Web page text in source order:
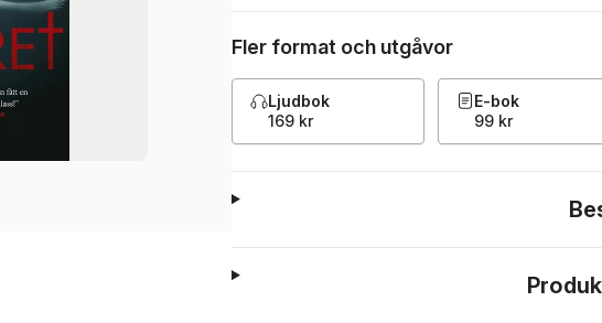
Fler format och utgåvor
Ljudbok
169 kr
E-bok
99 kr